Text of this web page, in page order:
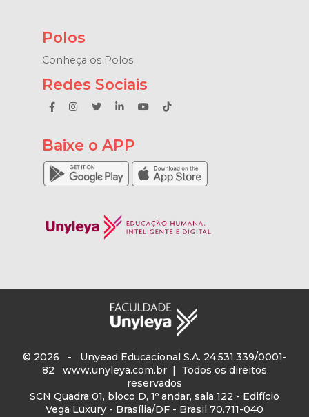
Polos
Conheça os Polos
Redes Sociais
Baixe o APP
© 2026 - Unyead Educacional S.A. 24.531.339/0001-
82 www.unyleya.com.br | Todos os direitos
reservados
SCN Quadra 01, bloco D, 1º andar, sala 122 - Edifício
Vega Luxury - Brasília/DF - Brasil 70.711-040